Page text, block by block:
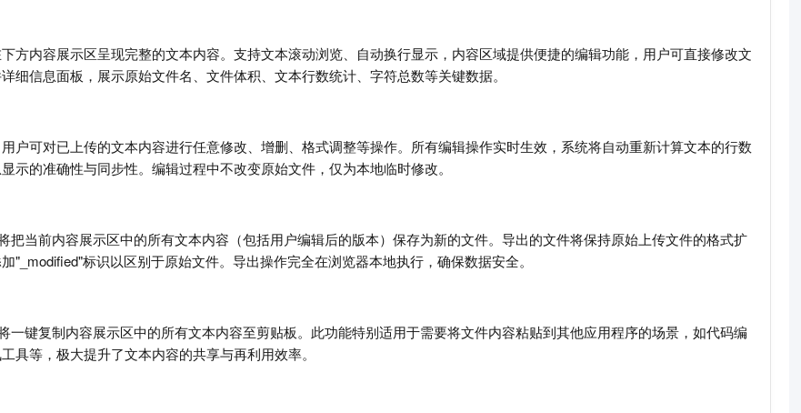
方内容展示区呈现完整的文本内容。支持文本滚动浏览、自动换行显示，内容区域提供便捷的编辑功能，用户可直接修改文
细信息面板，展示原始文件名、文件体积、文本行数统计、字符总数等关键数据。
户可对已上传的文本内容进行任意修改、增删、格式调整等操作。所有编辑操作实时生效，系统将自动重新计算文本的行数
示的准确性与同步性。编辑过程中不改变原始文件，仅为本地临时修改。
把当前内容展示区中的所有文本内容（包括用户编辑后的版本）保存为新的文件。导出的文件将保持原始上传文件的格式扩
"_modified"标识以区别于原始文件。导出操作完全在浏览器本地执行，确保数据安全。
一键复制内容展示区中的所有文本内容至剪贴板。此功能特别适用于需要将文件内容粘贴到其他应用程序的场景，如代码编
具等，极大提升了文本内容的共享与再利用效率。